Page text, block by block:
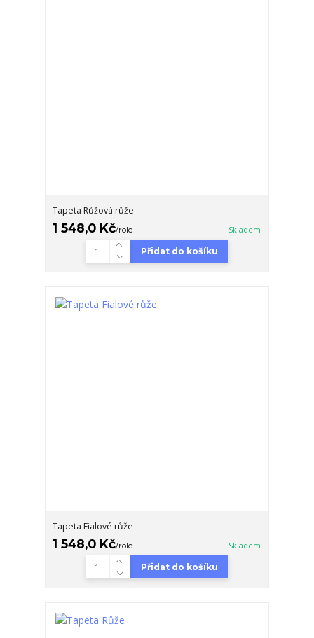
Tapeta Růžová růže
1 548,0 Kč/role Skladem
Přidat do košíku
Tapeta Fialové růže
1 548,0 Kč/role Skladem
Přidat do košíku